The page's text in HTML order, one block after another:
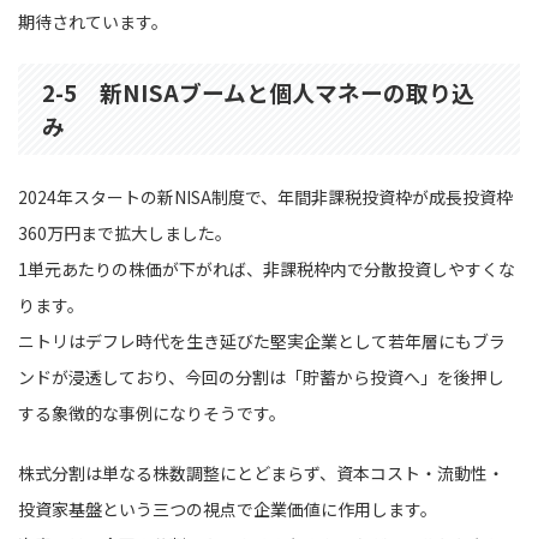
期待されています。
2-5 新NISAブームと個人マネーの取り込
み
2024年スタートの新NISA制度で、年間非課税投資枠が成長投資枠
360万円まで拡大しました。
1単元あたりの株価が下がれば、非課税枠内で分散投資しやすくな
ります。
ニトリはデフレ時代を生き延びた堅実企業として若年層にもブラ
ンドが浸透しており、今回の分割は「貯蓄から投資へ」を後押し
する象徴的な事例になりそうです。
株式分割は単なる株数調整にとどまらず、資本コスト・流動性・
投資家基盤という三つの視点で企業価値に作用します。